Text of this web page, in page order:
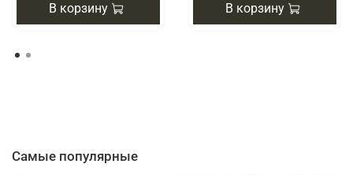
В корзину В корзину
Самые популярные